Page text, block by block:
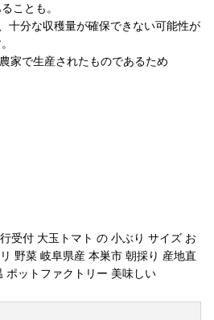
ことも。
十分な収穫量が確保できない可能性が
で生産されたものであるため
受付 大玉トマト の 小ぶり サイズ お
野菜 岐阜県産 本巣市 朝採り 産地直
ポットファクトリー 美味しい